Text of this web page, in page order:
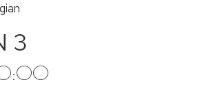
3